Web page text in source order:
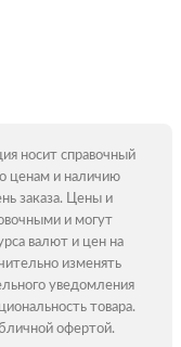
носит справочный
ценам и наличию
заказа. Цены и
и могут
валют и цен на
изменять
уведомления
товара.
офертой.